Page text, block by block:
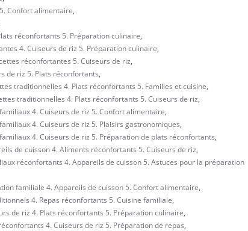
Confort alimentaire,
réconfortants 5. Préparation culinaire,
4. Cuiseurs de riz 5. Préparation culinaire,
réconfortantes 5. Cuiseurs de riz,
de riz 5. Plats réconfortants,
traditionnelles 4. Plats réconfortants 5. Familles et cuisine,
traditionnelles 4. Plats réconfortants 5. Cuiseurs de riz,
4. Cuiseurs de riz 5. Confort alimentaire,
4. Cuiseurs de riz 5. Plaisirs gastronomiques,
4. Cuiseurs de riz 5. Préparation de plats réconfortants,
de cuisson 4. Aliments réconfortants 5. Cuiseurs de riz,
réconfortants 4. Appareils de cuisson 5. Astuces pour la préparation
familiale 4. Appareils de cuisson 5. Confort alimentaire,
4. Repas réconfortants 5. Cuisine familiale,
de riz 4. Plats réconfortants 5. Préparation culinaire,
4. Cuiseurs de riz 5. Préparation de repas,